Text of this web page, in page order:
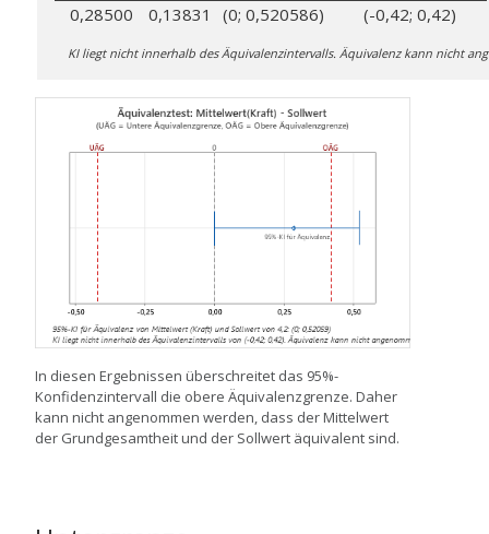
0,28500 0,13831 (0; 0,520586) (-0,42; 0,42)
KI liegt nicht innerhalb des Äquivalenzintervalls. Äquivalenz kann nicht
In diesen Ergebnissen überschreitet das 95%-
Konfidenzintervall die obere Äquivalenzgrenze. Daher
kann nicht angenommen werden, dass der Mittelwert
der Grundgesamtheit und der Sollwert äquivalent sind.